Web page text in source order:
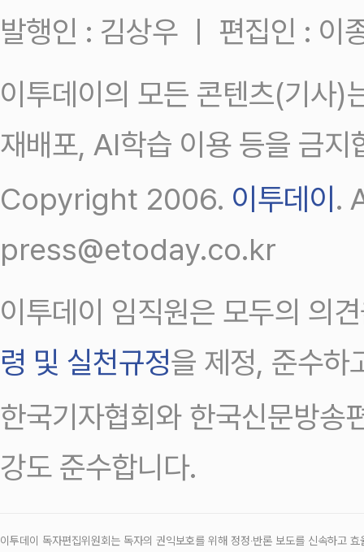
발행인 : 김상우 ㅣ 편집인 : 이
이투데이의 모든 콘텐츠(기사)
재배포, AI학습 이용 등을 금지
Copyright 2006. 이투데이.
press@etoday.co.kr
이투데이 임직원은 모두의 의
령 및 실천규정을 제정, 준수하
한국기자협회와 한국신문방송
강도 준수합니다.
이투데이 독자편집위원회는 독자의 권익보호를 위해 정정‧반론 보도를 신속하고